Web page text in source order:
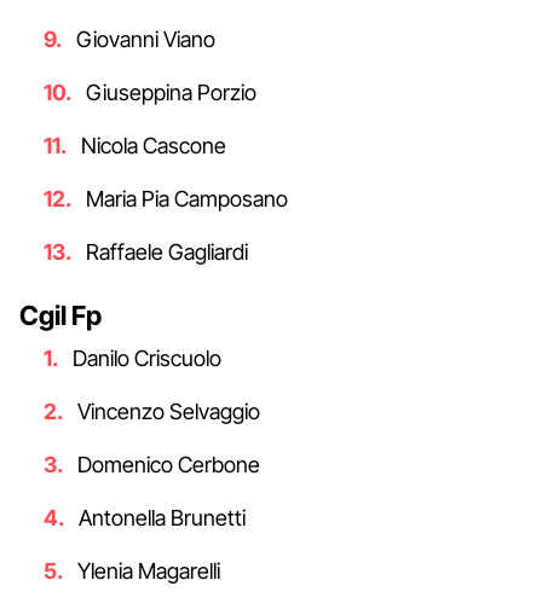
Giovanni Viano
Giuseppina Porzio
Nicola Cascone
Maria Pia Camposano
Raffaele Gagliardi
Cgil Fp
Danilo Criscuolo
Vincenzo Selvaggio
Domenico Cerbone
Antonella Brunetti
Ylenia Magarelli